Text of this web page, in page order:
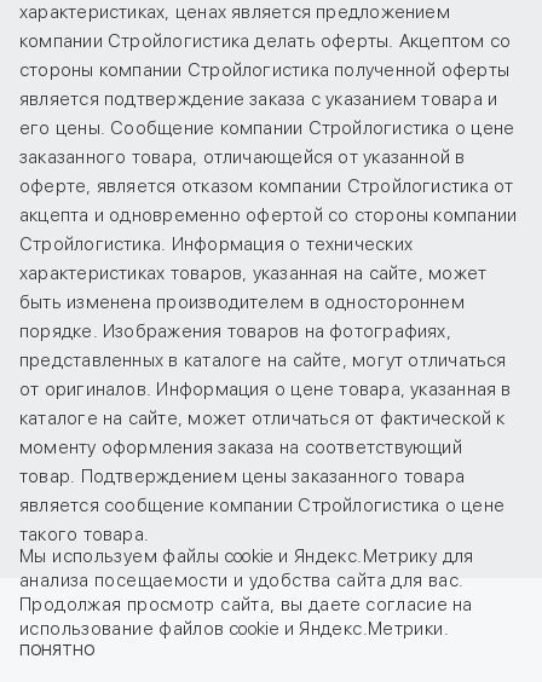
характеристиках, ценах является предложением
компании Стройлогистика делать оферты. Акцептом со
стороны компании Стройлогистика полученной оферты
является подтверждение заказа с указанием товара и
его цены. Сообщение компании Стройлогистика о цене
заказанного товара, отличающейся от указанной в
оферте, является отказом компании Стройлогистика от
акцепта и одновременно офертой со стороны компании
Стройлогистика. Информация о технических
характеристиках товаров, указанная на сайте, может
быть изменена производителем в одностороннем
порядке. Изображения товаров на фотографиях,
представленных в каталоге на сайте, могут отличаться
от оригиналов. Информация о цене товара, указанная в
каталоге на сайте, может отличаться от фактической к
моменту оформления заказа на соответствующий
товар. Подтверждением цены заказанного товара
является сообщение компании Стройлогистика о цене
такого товара.
Мы используем файлы cookie и Яндекс.Метрику для
анализа посещаемости и удобства сайта для вас.
Продолжая просмотр сайта, вы даете согласие на
использование файлов cookie и Яндекс.Метрики.
ПОНЯТНО